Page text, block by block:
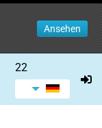
Ansehen
22